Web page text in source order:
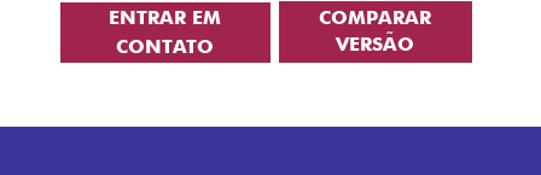
ENTRAR EM
CONTATO
COMPARAR
VERSÃO